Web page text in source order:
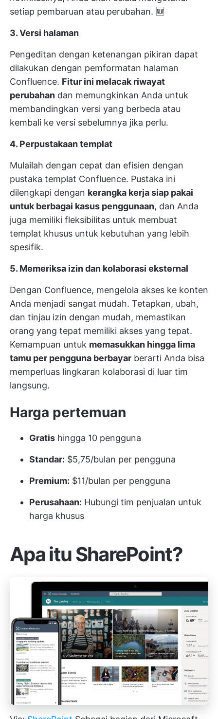
setiap pembaruan atau perubahan. 🆕
3. Versi halaman
Pengeditan dengan ketenangan pikiran dapat
dilakukan dengan pemformatan halaman
Confluence. Fitur ini melacak riwayat
perubahan dan memungkinkan Anda untuk
membandingkan versi yang berbeda atau
kembali ke versi sebelumnya jika perlu.
4. Perpustakaan templat
Mulailah dengan cepat dan efisien dengan
pustaka templat Confluence. Pustaka ini
dilengkapi dengan kerangka kerja siap pakai
untuk berbagai kasus penggunaan, dan Anda
juga memiliki fleksibilitas untuk membuat
templat khusus untuk kebutuhan yang lebih
spesifik.
5. Memeriksa izin dan kolaborasi eksternal
Dengan Confluence, mengelola akses ke konten
Anda menjadi sangat mudah. Tetapkan, ubah,
dan tinjau izin dengan mudah, memastikan
orang yang tepat memiliki akses yang tepat.
Kemampuan untuk memasukkan hingga lima
tamu per pengguna berbayar berarti Anda bisa
memperluas lingkaran kolaborasi di luar tim
langsung.
Harga pertemuan
Gratis hingga 10 pengguna
Standar: $5,75/bulan per pengguna
Premium: $11/bulan per pengguna
Perusahaan: Hubungi tim penjualan untuk
harga khusus
Apa itu SharePoint?